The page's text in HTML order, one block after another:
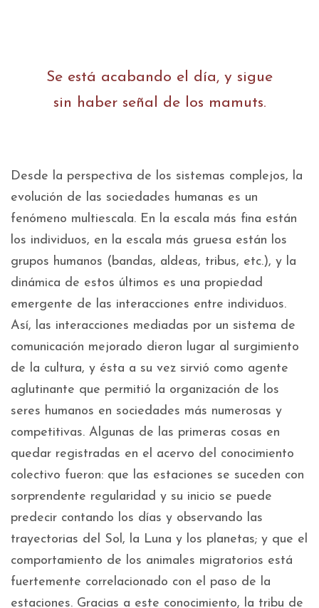
Se está acabando el día, y sigue
sin haber señal de los mamuts.
Desde la perspectiva de los sistemas complejos, la
evolución de las sociedades humanas es un
fenómeno multiescala. En la escala más fina están
los individuos, en la escala más gruesa están los
grupos humanos (bandas, aldeas, tribus, etc.), y la
dinámica de estos últimos es una propiedad
emergente de las interacciones entre individuos.
Así, las interacciones mediadas por un sistema de
comunicación mejorado dieron lugar al surgimiento
de la cultura, y ésta a su vez sirvió como agente
aglutinante que permitió la organización de los
seres humanos en sociedades más numerosas y
competitivas. Algunas de las primeras cosas en
quedar registradas en el acervo del conocimiento
colectivo fueron: que las estaciones se suceden con
sorprendente regularidad y su inicio se puede
predecir contando los días y observando las
trayectorias del Sol, la Luna y los planetas; y que el
comportamiento de los animales migratorios está
fuertemente correlacionado con el paso de la
estaciones. Gracias a este conocimiento, la tribu de